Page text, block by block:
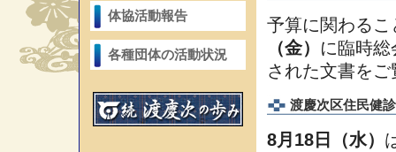
体協活動報告
各種団体の活動状況
予算に関わる
（金） に臨時
された文書を
渡慶次区住民健
8月18日（水）